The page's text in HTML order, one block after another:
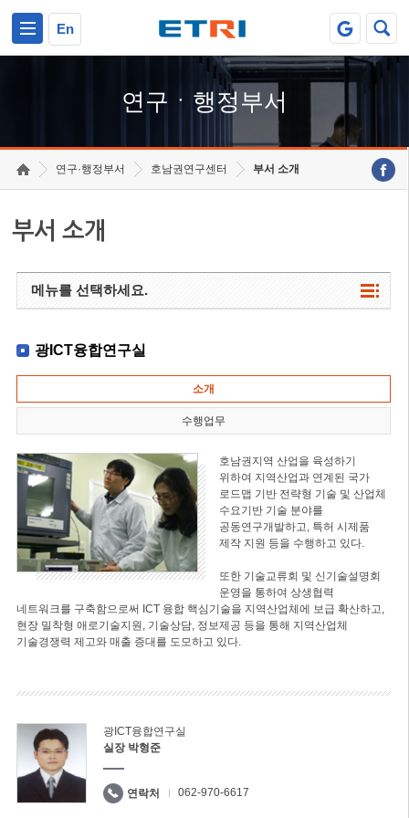
En
연구ㆍ행정부서
연구·행정부서 호남권연구센터 부서 소개
부서 소개
메뉴를 선택하세요.
광ICT융합연구실
소개
수행업무
호남권지역 산업을 육성하기
위하여 지역산업과 연계된 국가
로드맵 기반 전략형 기술 및 산업체
수요기반 기술 분야를
공동연구개발하고, 특허 시제품
제작 지원 등을 수행하고 있다.
또한 기술교류회 및 신기술설명회
운영을 통하여 상생협력
네트워크를 구축함으로써 ICT 융합 핵심기술을 지역산업체에 보급 확산하고,
현장 밀착형 애로기술지원, 기술상담, 정보제공 등을 통해 지역산업체
기술경쟁력 제고와 매출 증대를 도모하고 있다.
광ICT융합연구실
실장 박형준
연락처 062-970-6617